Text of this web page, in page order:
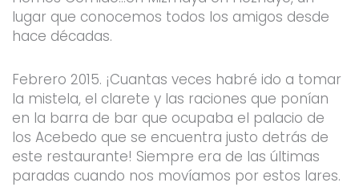
lugar que conocemos todos los amigos desde
hace décadas.
Febrero 2015. ¡Cuantas veces habré ido a tomar
la mistela, el clarete y las raciones que ponían
en la barra de bar que ocupaba el palacio de
los Acebedo que se encuentra justo detrás de
este restaurante! Siempre era de las últimas
paradas cuando nos movíamos por estos lares.